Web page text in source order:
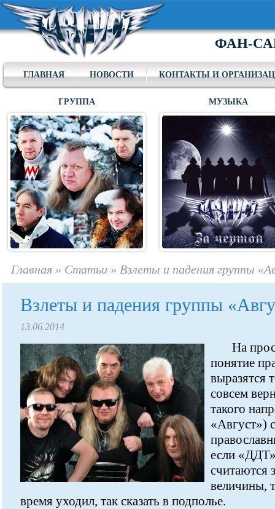
ФАН-
ГЛАВНАЯ НОВОСТИ КОНТАКТЫ И
ГРУППА МУЗЫКА
Главная » Статьи » Взлеты и падения группы
Взлеты и падения группы
13.06.2014
На
понятие
выразятся
совсем
такого
«Август»)
если
считаются
величины,
время уходил, так сказать в подполье.